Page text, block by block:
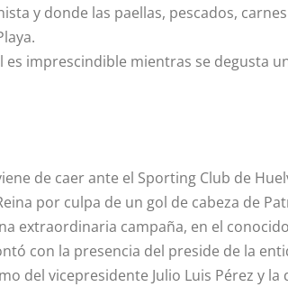
y donde las paellas, pescados,
es imprescindible mientras se degusta
de caer ante el Sporting Club de
por culpa de un gol de cabeza de
extraordinaria campaña, en el
con la presencia del preside de la
del vicepresidente Julio Luis Pérez y